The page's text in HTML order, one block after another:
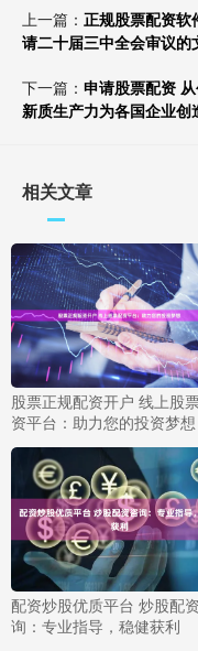
上一篇： 正规股票配资软
请二十届三中全会审议的
下一篇： 申请股票配资
新质生产力为各国企业创
相关文章
股票正规配资开户 线上股
资平台：助力您的投资梦想
配资炒股优质平台 炒股配
询：专业指导，稳健获利